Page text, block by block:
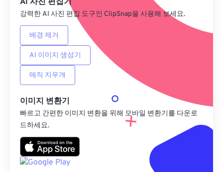
AI 사진 편집기
강력한 AI 사진 편집 도구인 ClipSnap을 사용해 보세요.
배경 제거
AI 이미지 생성기
매직 지우개
이미지 변환기
빠르고 간편한 이미지 변환을 위해 모바일 변환기를 다운로
드하세요.